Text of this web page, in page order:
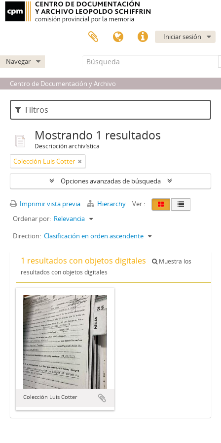
Iniciar sesión
Navegar
Centro de Documentación y Archivo
Filtros
Mostrando 1 resultados
Descripción archivística
Colección Luis Cotter
Opciones avanzadas de búsqueda
Imprimir vista previa Hierarchy
Ver :
Ordenar por: Relevancia
Direction: Clasificación en orden ascendente
1 resultados con objetos digitales
Muestra los
resultados con objetos digitales
Colección Luis Cotter